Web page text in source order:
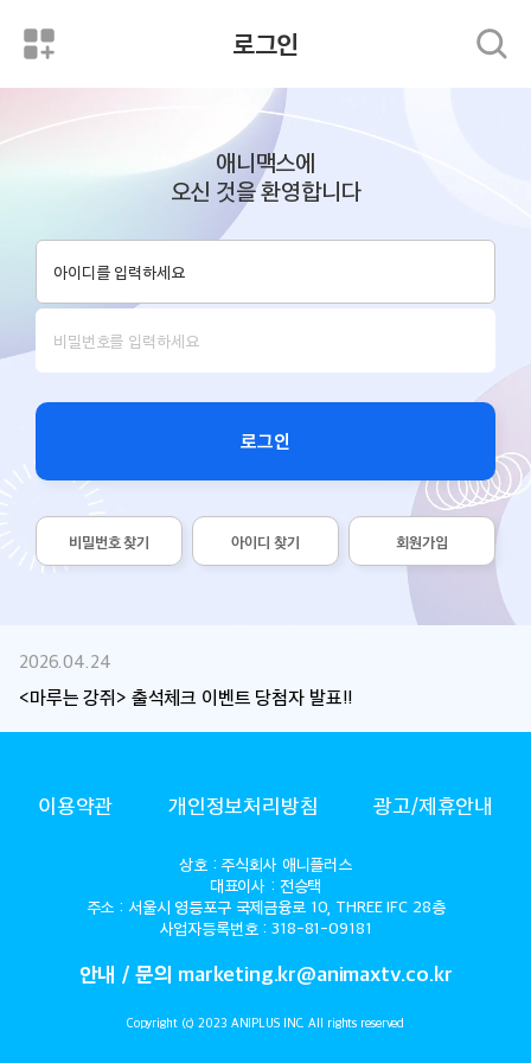
로그인
애니맥스에
오신 것을 환영합니다
로그인
비밀번호 찾기 아이디 찾기 회원가입
2026.04.24
<마루는 강쥐> 출석체크 이벤트 당첨자 발표!!
ANIMAX이용약관 개인정보처리방침 광고/제휴안내
상호 : 주식회사 애니플러스
대표이사 : 전승택
주소 : 서울시 영등포구 국제금융로 10, THREE IFC 28층
사업자등록번호 : 318-81-09181
안내 / 문의 marketing.kr@animaxtv.co.kr
Copyright (c) 2023 ANIPLUS INC. All rights reserved